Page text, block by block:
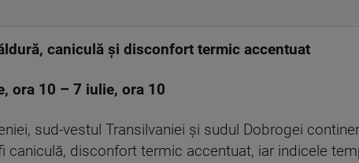
caniculă și disconfort termic accentuat
ora 10 – 7 iulie, ora 10
sud-vestul Transilvaniei și sudul Dobrogei
caniculă, disconfort termic accentuat, iar indicele